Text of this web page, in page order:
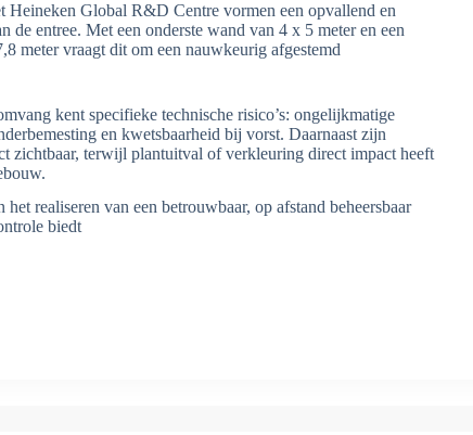
Heineken Global R&D Centre vormen een opvallend en
de entree. Met een onderste wand van 4 x 5 meter en een
meter vraagt dit om een nauwkeurig afgestemd
kent specifieke technische risico’s: ongelijkmatige
en kwetsbaarheid bij vorst. Daarnaast zijn
zichtbaar, terwijl plantuitval of verkleuring direct impact heeft
realiseren van een betrouwbaar, op afstand beheersbaar
biedt